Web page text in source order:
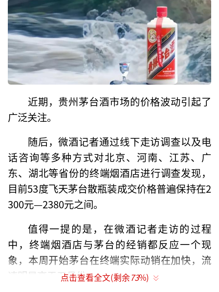
近期，贵州茅台酒市场的价格波动引起了
广泛关注。
随后，微酒记者通过线下走访调查以及电
话咨询等多种方式对北京、河南、江苏、广
东、湖北等省份的终端烟酒店进行调查发现，
目前53度飞天茅台散瓶装成交价格普遍保持在2
300元—2380元之间。
值得一提的是，在微酒记者走访的过程
中，终端烟酒店与茅台的经销都反应一个现
象，本周开始茅台在终端实际动销在加快，流
速明显高于五月份。点击查看全文(剩余73%)